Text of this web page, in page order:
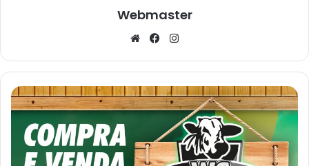
Webmaster
WebsiteFacebook